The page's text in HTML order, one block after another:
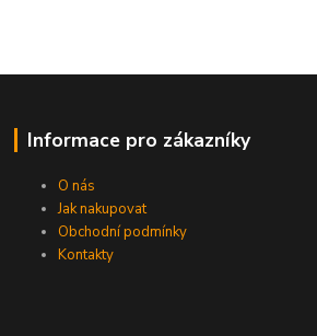
Informace pro zákazníky
O nás
Jak nakupovat
Obchodní podmínky
Kontakty